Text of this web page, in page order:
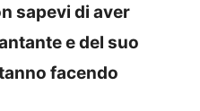
sapevi di aver
e del suo
facendo